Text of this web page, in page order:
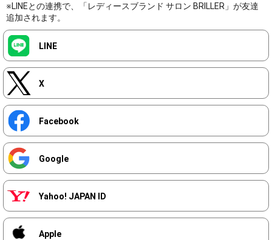
※LINEとの連携で、「レディースブランド サロン BRILLER」が友達
追加されます。
LINE
X
Facebook
Google
Yahoo! JAPAN ID
Apple